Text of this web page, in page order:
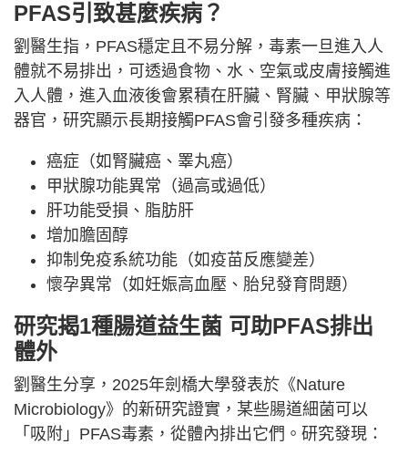
PFAS引致甚麼疾病？
劉醫生指，PFAS穩定且不易分解，毒素一旦進入人
體就不易排出，可透過食物、水、空氣或皮膚接觸進
入人體，進入血液後會累積在肝臟、腎臟、甲狀腺等
器官，研究顯示長期接觸PFAS會引發多種疾病：
癌症（如腎臟癌、睪丸癌）
甲狀腺功能異常（過高或過低）
肝功能受損、脂肪肝
增加膽固醇
抑制免疫系統功能（如疫苗反應變差）
懷孕異常（如妊娠高血壓、胎兒發育問題）
研究揭1種腸道益生菌 可助PFAS排出
體外
劉醫生分享，2025年劍橋大學發表於《Nature
Microbiology》的新研究證實，某些腸道細菌可以
「吸附」PFAS毒素，從體內排出它們。研究發現：